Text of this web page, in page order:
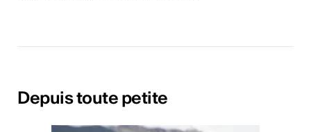
Depuis toute petite